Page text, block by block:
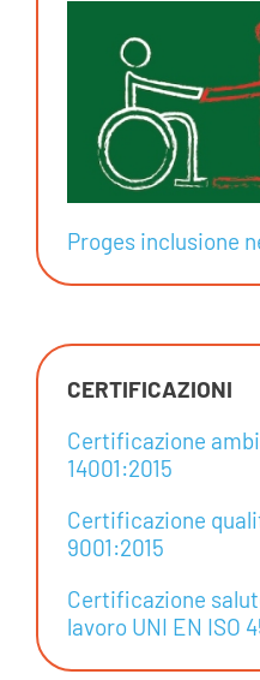
Proges inclusione
CERTIFICAZIONI
Certificazione
14001:2015
Certificazione
9001:2015
Certificazione
lavoro UNI EN ISO